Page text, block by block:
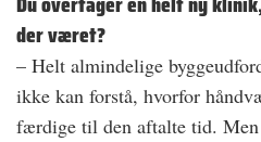
der været?
– Helt almindelige
ikke kan forstå, hvorfor
færdige til den aftalte tid.